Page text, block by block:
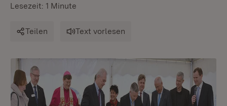
Lesezeit: 1 Minute
Teilen Text vorlesen